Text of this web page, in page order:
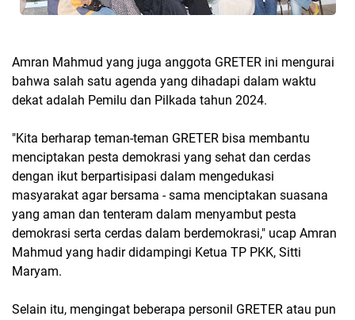
Amran Mahmud yang juga anggota GRETER ini mengurai
bahwa salah satu agenda yang dihadapi dalam waktu
dekat adalah Pemilu dan Pilkada tahun 2024.
"Kita berharap teman-teman GRETER bisa membantu
menciptakan pesta demokrasi yang sehat dan cerdas
dengan ikut berpartisipasi dalam mengedukasi
masyarakat agar bersama - sama menciptakan suasana
yang aman dan tenteram dalam menyambut pesta
demokrasi serta cerdas dalam berdemokrasi," ucap Amran
Mahmud yang hadir didampingi Ketua TP PKK, Sitti
Maryam.
Selain itu, mengingat beberapa personil GRETER atau pun